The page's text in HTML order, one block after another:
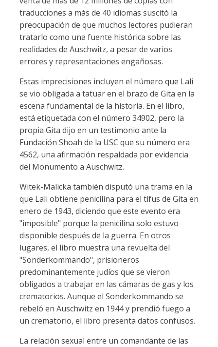
traducciones a más de 40 idiomas suscitó la
preocupación de que muchos lectores pudieran
tratarlo como una fuente histórica sobre las
realidades de Auschwitz, a pesar de varios
errores y representaciones engañosas.
Estas imprecisiones incluyen el número que Lali
se vio obligada a tatuar en el brazo de Gita en la
escena fundamental de la historia. En el libro,
está etiquetada con el número 34902, pero la
propia Gita dijo en un testimonio ante la
Fundación Shoah de la USC que su número era
4562, una afirmación respaldada por evidencia
del Monumento a Auschwitz.
Witek-Malicka también disputó una trama en la
que Lali obtiene penicilina para el tifus de Gita en
enero de 1943, diciendo que este evento era
"imposible" porque la penicilina solo estuvo
disponible después de la guerra. En otros
lugares, el libro muestra una revuelta del
"Sonderkommando", prisioneros
predominantemente judíos que se vieron
obligados a trabajar en las cámaras de gas y los
crematorios. Aunque el Sonderkommando se
rebeló en Auschwitz en 1944 y prendió fuego a
un crematorio, el libro presenta datos confusos.
La relación sexual entre un comandante de las